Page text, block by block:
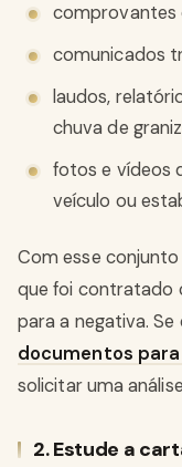
comprovantes
comunicados
laudos,
chuva de
fotos e vídeos
veículo ou
Com esse
que foi contratado
para a negativa.
documentos
solicitar uma
2. Estude a